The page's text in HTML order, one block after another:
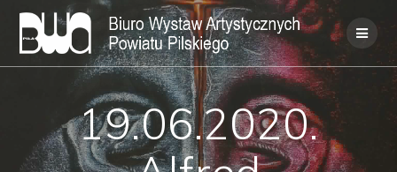
Skip
to
content
19.06.2020.